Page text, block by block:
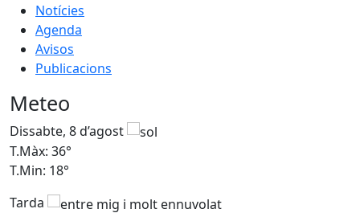
Notícies
Agenda
Avisos
Publicacions
Meteo
Dissabte, 8 d’agost
T.Màx: 36°
T.Min: 18°
Tarda